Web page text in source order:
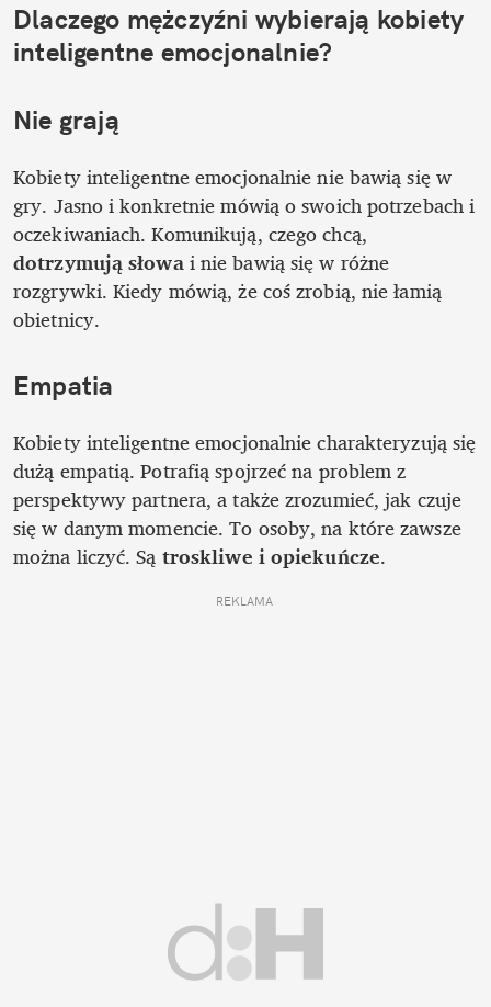
Dlaczego mężczyźni wybierają kobiety
inteligentne emocjonalnie?
Nie grają
Kobiety inteligentne emocjonalnie nie bawią się w
gry. Jasno i konkretnie mówią o swoich potrzebach i
dotrzymują słowa i nie bawią się w różne
rozgrywki. Kiedy mówią, że coś zrobią, nie łamią
obietnicy.
Empatia
Kobiety inteligentne emocjonalnie charakteryzują się
dużą empatią. Potrafią spojrzeć na problem z
perspektywy partnera, a także zrozumieć, jak czuje
się w danym momencie. To osoby, na które zawsze
można liczyć. Są troskliwe i opiekuńcze.
REKLAMA